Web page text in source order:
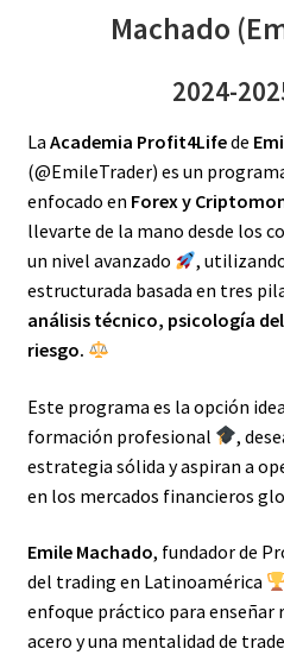
Machado
2024-
La Academia Profit4Lifede
(@EmileTrader) es un
enfocado en Forex y
llevarte de la mano desde los
un nivel avanzado
,
estructurada basada en tres
análisis técnico, psicología
riesgo.
Este programa es la opción
formación profesional
,
estrategia sólida y aspiran a
en los mercados financieros
Emile Machado, fundador de
del trading en Latinoamérica
enfoque práctico para enseñar
acero y una mentalidad de